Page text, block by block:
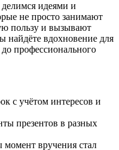
идеями и
не просто занимают
пользу и вызывают
найдёте вдохновение для
профессионального
с учётом интересов и
презентов в разных
вручения стал